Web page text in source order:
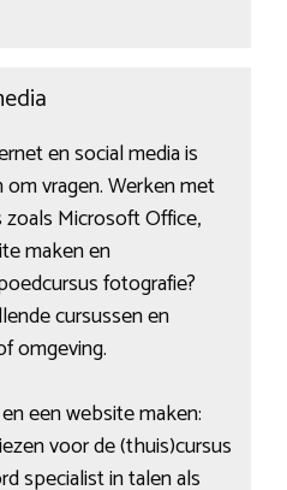
en social media is
vragen. Werken met
zoals Microsoft Office,
maken en
fotografie?
cursussen en
omgeving.
een website maken:
voor de (thuis)cursus
specialist in talen als